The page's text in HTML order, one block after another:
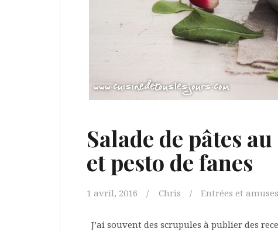
Salade de pâtes
et pesto de fanes
1 avril, 2016 Chris Entrées et
J’ai souvent des scrupules à publier des